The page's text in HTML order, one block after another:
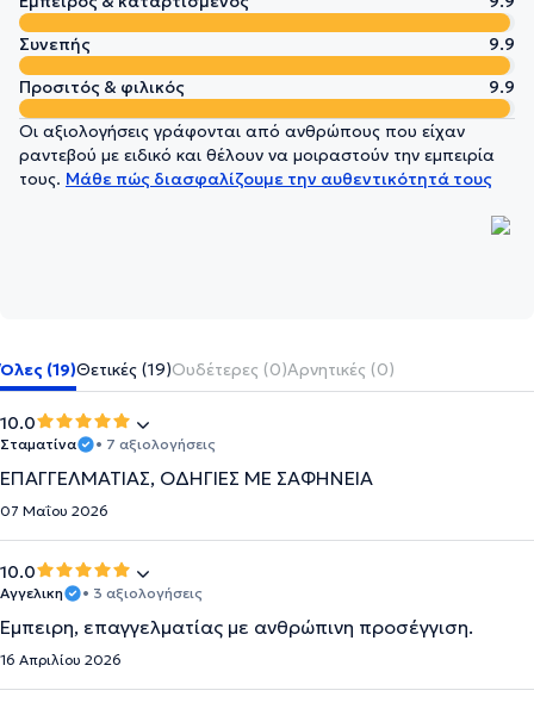
Συνεπής
9.9
Προσιτός & φιλικός
9.9
Οι αξιολογήσεις γράφονται από ανθρώπους που είχαν
ραντεβού με ειδικό και θέλουν να μοιραστούν την εμπειρία
τους. Μάθε πώς διασφαλίζουμε την αυθεντικότητά τους
Όλες (19)Θετικές (19)Ουδέτερες (0)Αρνητικές (0)
10.0
Σταματίνα • 7 αξιολογήσεις
ΕΠΑΓΓΕΛΜΑΤΙΑΣ, ΟΔΗΓΙΕΣ ΜΕ ΣΑΦΗΝΕΙΑ
07 Μαΐου 2026
10.0
Αγγελικη • 3 αξιολογήσεις
Έμπειρη, επαγγελματίας με ανθρώπινη προσέγγιση.
16 Απριλίου 2026